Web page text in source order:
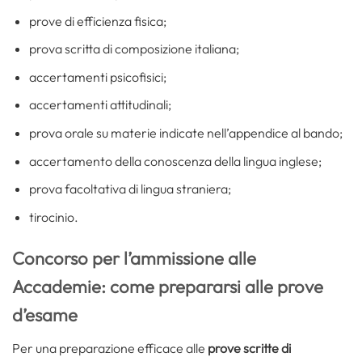
prove di efficienza fisica;
prova scritta di composizione italiana;
accertamenti psicofisici;
accertamenti attitudinali;
prova orale su materie indicate nell’appendice al bando;
accertamento della conoscenza della lingua inglese;
prova facoltativa di lingua straniera;
tirocinio.
Concorso per l’ammissione alle
Accademie: come prepararsi alle prove
d’esame
Per una preparazione efficace alle prove scritte di